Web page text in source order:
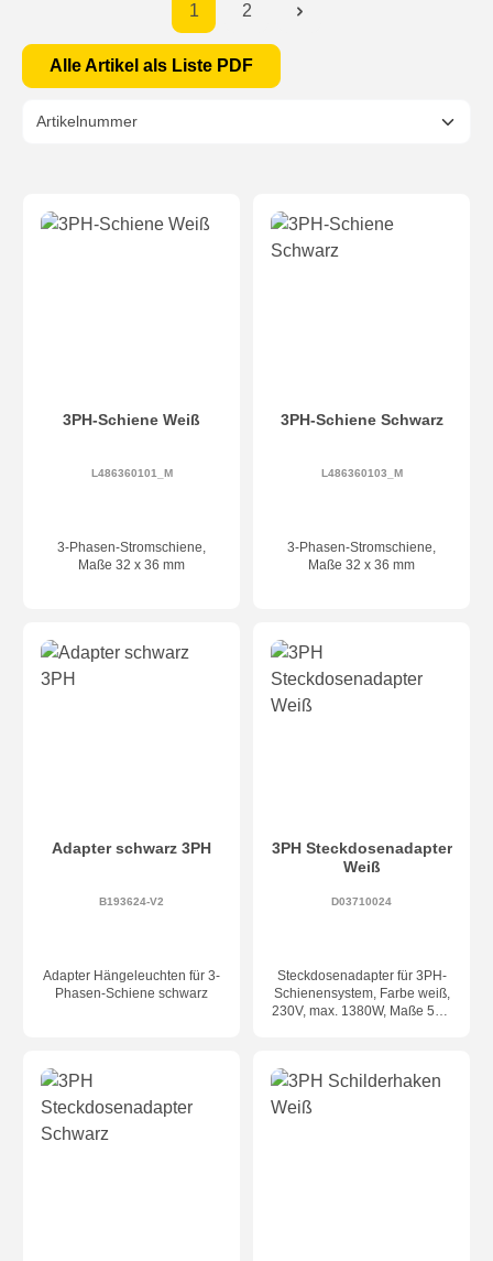
1 2
Alle Artikel als Liste PDF
3PH-Schiene Weiß
L486360101_M
3-Phasen-Stromschiene,
Maße 32 x 36 mm
3PH-Schiene Schwarz
L486360103_M
3-Phasen-Stromschiene,
Maße 32 x 36 mm
Adapter schwarz 3PH
B193624-V2
Adapter Hängeleuchten für 3-
Phasen-Schiene schwarz
3PH Steckdosenadapter
Weiß
D03710024
Steckdosenadapter für 3PH-
Schienensystem, Farbe weiß,
230V, max. 1380W, Maße 59 x